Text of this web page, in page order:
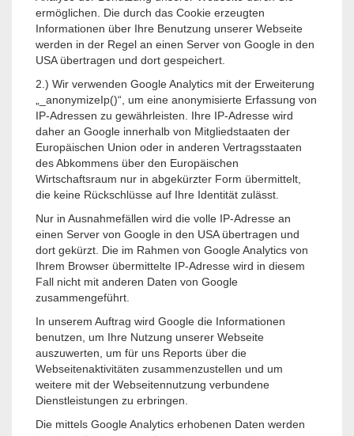
ermöglichen. Die durch das Cookie erzeugten
Informationen über Ihre Benutzung unserer Webseite
werden in der Regel an einen Server von Google in den
USA übertragen und dort gespeichert.
2.) Wir verwenden Google Analytics mit der Erweiterung
„_anonymizeIp()“, um eine anonymisierte Erfassung von
IP-Adressen zu gewährleisten. Ihre IP-Adresse wird
daher an Google innerhalb von Mitgliedstaaten der
Europäischen Union oder in anderen Vertragsstaaten
des Abkommens über den Europäischen
Wirtschaftsraum nur in abgekürzter Form übermittelt,
die keine Rückschlüsse auf Ihre Identität zulässt.
Nur in Ausnahmefällen wird die volle IP-Adresse an
einen Server von Google in den USA übertragen und
dort gekürzt. Die im Rahmen von Google Analytics von
Ihrem Browser übermittelte IP-Adresse wird in diesem
Fall nicht mit anderen Daten von Google
zusammengeführt.
In unserem Auftrag wird Google die Informationen
benutzen, um Ihre Nutzung unserer Webseite
auszuwerten, um für uns Reports über die
Webseitenaktivitäten zusammenzustellen und um
weitere mit der Webseitennutzung verbundene
Dienstleistungen zu erbringen.
Die mittels Google Analytics erhobenen Daten werden